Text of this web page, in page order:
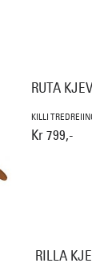
RUTA
KILLI
Kr 799,-
RILLA